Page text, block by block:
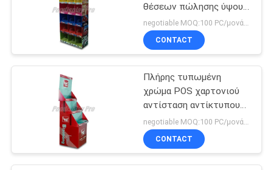
χαρτόνι ένδειξης
θέσεις αποθήκης
θέσεων πώλησης ύψους
δημιουργικό που
τυπώνεται
negotiable MOQ:100 PC/μονάδα
CONTACT
Πλήρης τυπωμένη
χρώμα POS χαρτονιού
αντίσταση αντίκτυπου
επιδείξεων ευδιάκριτη
ισχυρή
negotiable MOQ:100 PC/μονάδα
CONTACT